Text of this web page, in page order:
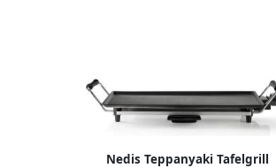
Nedis Teppanyaki Tafelgrill